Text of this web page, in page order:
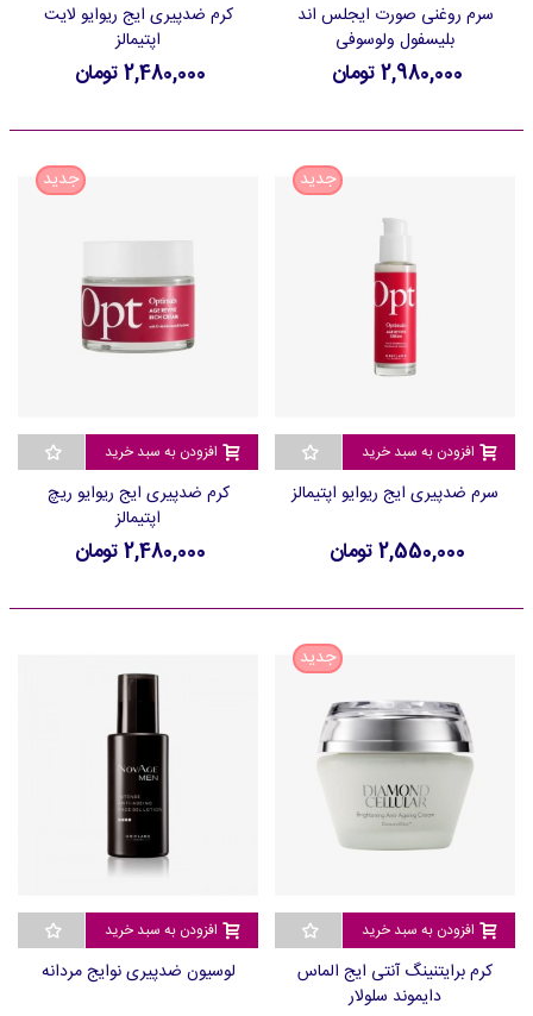
سرم روغنی صورت ایجلس اند
بلیسفول ولوسوفی
2,980,000 تومان
کرم ضدپیری ایج ریوایو لایت
اپتیمالز
2,480,000 تومان
جدید
افزودن به سبد خرید
سرم ضدپیری ایج ریوایو اپتیمالز
2,550,000 تومان
جدید
افزودن به سبد خرید
کرم ضدپیری ایج ریوایو ریچ
اپتیمالز
2,480,000 تومان
جدید
افزودن به سبد خرید
کرم برایتنینگ آنتی ایج الماس
دایموند سلولار
افزودن به سبد خرید
لوسیون ضدپیری نوایج مردانه